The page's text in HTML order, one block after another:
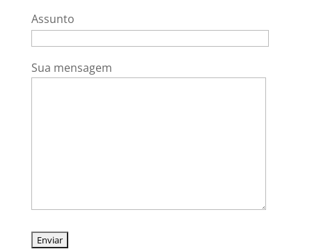
Assunto
Sua mensagem